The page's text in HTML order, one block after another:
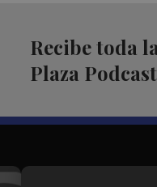
Recibe toda
Plaza